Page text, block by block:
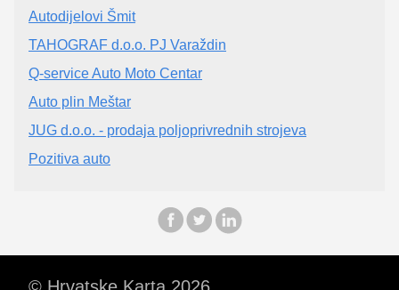
Autodijelovi Šmit
TAHOGRAF d.o.o. PJ Varaždin
Q-service Auto Moto Centar
Auto plin Meštar
JUG d.o.o. - prodaja poljoprivrednih strojeva
Pozitiva auto